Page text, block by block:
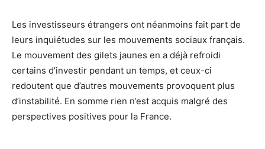
Les investisseurs étrangers ont néanmoins fait part de
leurs inquiétudes sur les mouvements sociaux français.
Le mouvement des gilets jaunes en a déjà refroidi
certains d’investir pendant un temps, et ceux-ci
redoutent que d’autres mouvements provoquent plus
d’instabilité. En somme rien n’est acquis malgré des
perspectives positives pour la France.